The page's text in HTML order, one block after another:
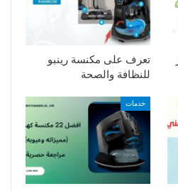
تعرف على مكنسة رينبو
للنظافة والصحة
خدمات